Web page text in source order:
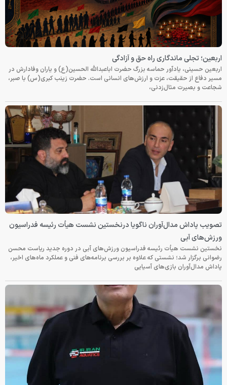
اربعین؛ تجلی ماندگاری راه حق و آزادگی
اربعین حسینی، یادآور حماسه بزرگ حضرت اباعبدالله الحسین(ع) و یاران وفادارش در
مسیر دفاع از حقیقت، عزت و ارزش‌های انسانی است. حضرت زینب کبری(س) با صبر،
شجاعت و بصیرت مثال‌زدنی،
تصویب پاداش مدال‌آوران ناگویا درنخستین نشست هیأت رئیسه فدراسیون
ورزش‌های آبی
نخستین نشست هیأت رئیسه فدراسیون ورزش‌های آبی در دوره جدید ریاست محسن
رضوانی برگزار شد؛ نشستی که علاوه بر بررسی برنامه‌های فنی و عملکرد ماه‌های اخیر،
پاداش مدال‌آوران بازی‌های آسیایی